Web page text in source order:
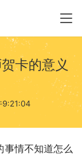
卡的意义
9:21:04
事情不知道怎么